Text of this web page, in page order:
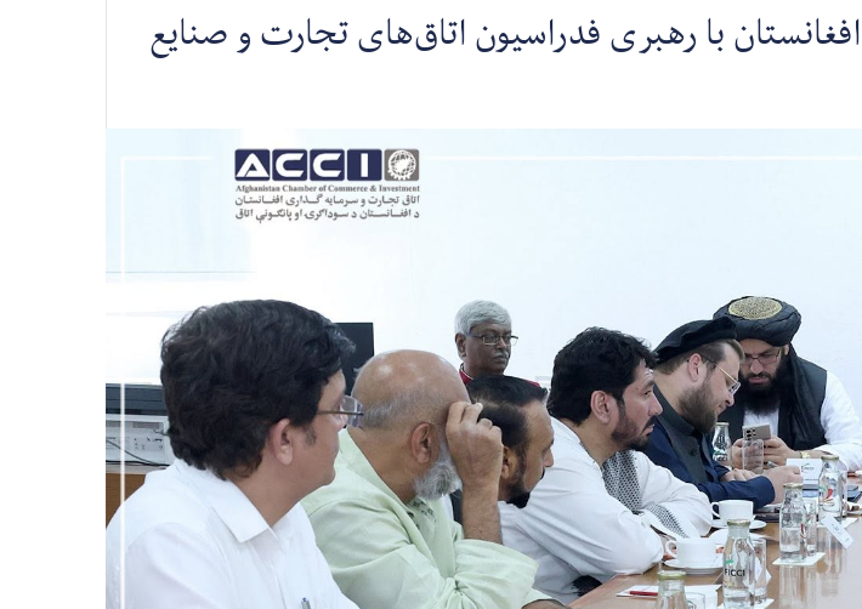
با رهبری فدراسیون اتاق‌های تجارت و صنایع